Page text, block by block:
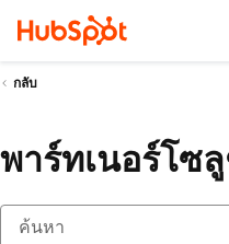
กลับ
พาร์ทเนอร์โซ